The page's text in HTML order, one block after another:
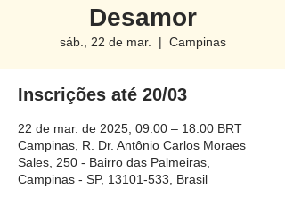
Desamor
sáb., 22 de mar.
  |
Campinas
Inscrições até 20/03
22 de mar. de 2025, 09:00 – 18:00 BRT
Campinas, R. Dr. Antônio Carlos Moraes
Sales, 250 - Bairro das Palmeiras,
Campinas - SP, 13101-533, Brasil